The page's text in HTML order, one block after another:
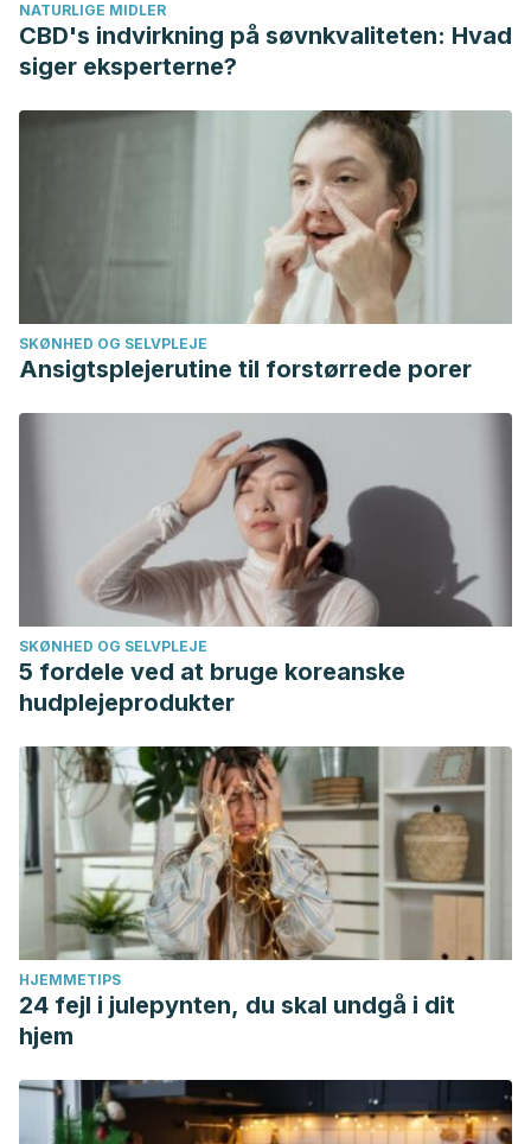
NATURLIGE MIDLER
CBD's indvirkning på søvnkvaliteten: Hvad
siger eksperterne?
SKØNHED OG SELVPLEJE
Ansigtsplejerutine til forstørrede porer
SKØNHED OG SELVPLEJE
5 fordele ved at bruge koreanske
hudplejeprodukter
HJEMMETIPS
24 fejl i julepynten, du skal undgå i dit
hjem